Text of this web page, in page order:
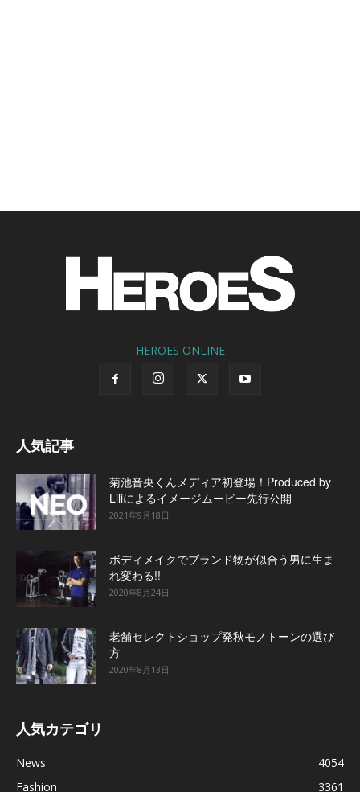
HEROES ONLINE
人気記事
菊池音央くんメディア初登場！Produced by
Liliによるイメージムービー先行公開
2021年9月18日
ボディメイクでブランド物が似合う男に生ま
れ変わる!!
2020年8月24日
老舗セレクトショップ発秋モノトーンの選び
方
2020年8月13日
人気カテゴリ
News
4054
Fashion
3361